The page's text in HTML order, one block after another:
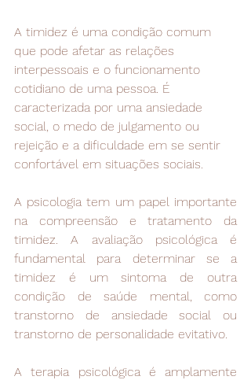
A timidez é uma condição comum
que pode afetar as relações
interpessoais e o funcionamento
cotidiano de uma pessoa. É
caracterizada por uma ansiedade
social, o medo de julgamento ou
rejeição e a dificuldade em se sentir
confortável em situações sociais.
A psicologia tem um papel importante
na compreensão e tratamento da
timidez. A avaliação psicológica é
fundamental para determinar se a
timidez é um sintoma de outra
condição de saúde mental, como
transtorno de ansiedade social ou
transtorno de personalidade evitativo.
A terapia psicológica é amplamente